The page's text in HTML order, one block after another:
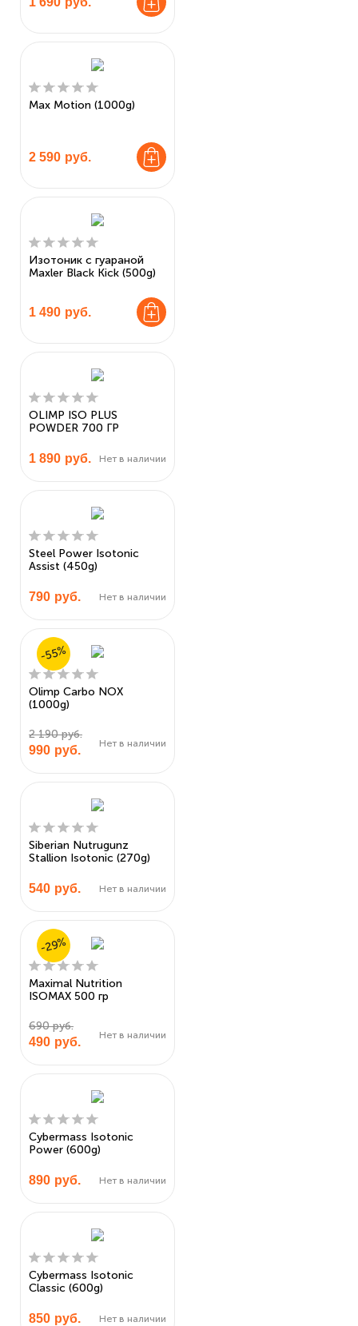
Max Motion (1000g)
2 590 руб.
Изотоник с гуараной
Maxler Black Kick (500g)
1 490 руб.
OLIMP ISO PLUS
POWDER 700 ГР
1 890 руб. Нет в наличии
Steel Power Isotonic
Assist (450g)
790 руб. Нет в наличии
Olimp Carbo NOX
(1000g)
2 190 руб.
990 руб.
Нет в наличии
-55%
Siberian Nutrugunz
Stallion Isotonic (270g)
540 руб. Нет в наличии
Maximal Nutrition
ISOMAX 500 гр
690 руб.
490 руб.
Нет в наличии
-29%
Cybermass Isotonic
Power (600g)
890 руб. Нет в наличии
Cybermass Isotonic
Classic (600g)
850 руб. Нет в наличии